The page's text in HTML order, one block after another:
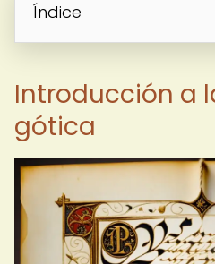
Índice
Introducción a
gótica